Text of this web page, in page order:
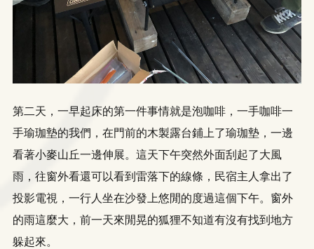
第二天，一早起床的第一件事情就是泡咖啡，一手咖啡一
手瑜珈墊的我們，在門前的木製露台鋪上了瑜珈墊，一邊
看著小麥山丘一邊伸展。這天下午突然外面刮起了大風
雨，往窗外看還可以看到雷落下的線條，民宿主人拿出了
投影電視，一行人坐在沙發上悠閒的度過這個下午。窗外
的雨這麼大，前一天來閒晃的狐狸不知道有沒有找到地方
躲起來。